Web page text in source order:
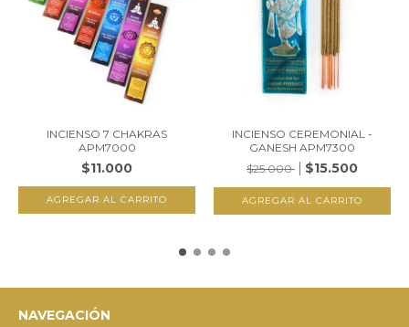
INCIENSO 7 CHAKRAS
APM7000
$11.000
INCIENSO CEREMONIAL -
GANESH APM7300
$25.000
$15.500
NAVEGACIÓN